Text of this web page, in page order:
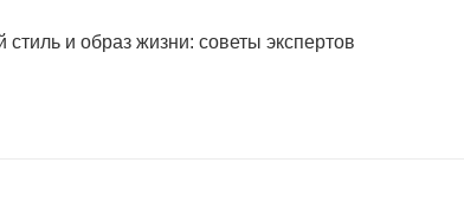
и образ жизни: советы экспертов